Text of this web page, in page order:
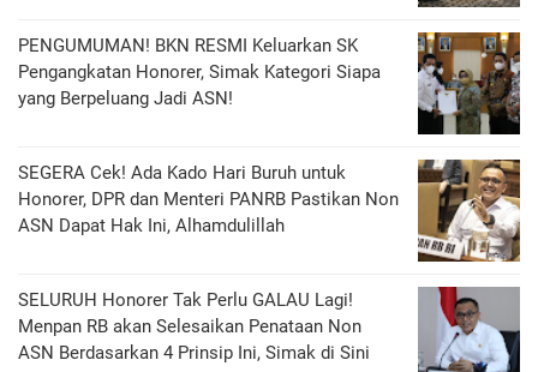
PENGUMUMAN! BKN RESMI Keluarkan SK
Pengangkatan Honorer, Simak Kategori Siapa
yang Berpeluang Jadi ASN!
SEGERA Cek! Ada Kado Hari Buruh untuk
Honorer, DPR dan Menteri PANRB Pastikan Non
ASN Dapat Hak Ini, Alhamdulillah
SELURUH Honorer Tak Perlu GALAU Lagi!
Menpan RB akan Selesaikan Penataan Non
ASN Berdasarkan 4 Prinsip Ini, Simak di Sini